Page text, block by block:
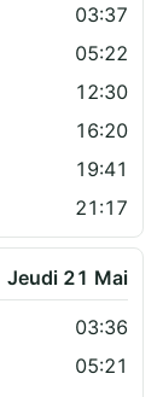
03:37
05:22
12:30
16:20
19:41
21:17
Jeudi 21 Mai
03:36
05:21